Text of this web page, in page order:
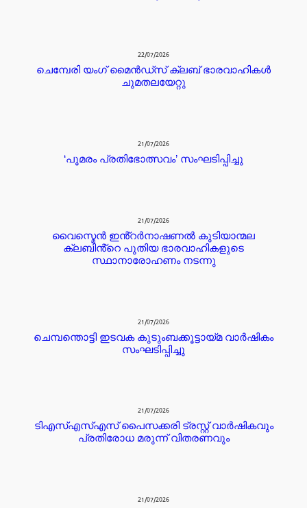
22/07/2026
ചെമ്പേരി യംഗ് മൈൻഡ്സ് ക്ലബ് ഭാരവാഹികൾ
ചുമതലയേറ്റു
21/07/2026
‘പൂമരം പ്രതിഭോത്സവം’ സംഘടിപ്പിച്ചു
21/07/2026
വൈസ്മെൻ ഇൻ്റർനാഷണൽ കുടിയാന്മല
ക്ലബിൻ്റെ പുതിയ ഭാരവാഹികളുടെ
സ്ഥാനാരോഹണം നടന്നു
21/07/2026
ചെമ്പന്തൊട്ടി ഇടവക കുടുംബക്കൂട്ടായ്മ വാർഷികം
സംഘടിപ്പിച്ചു
21/07/2026
ടിഎസ്എസ്എസ് പൈസക്കരി ട്രസ്റ്റ് വാർഷികവും
പ്രതിരോധ മരുന്ന് വിതരണവും
21/07/2026